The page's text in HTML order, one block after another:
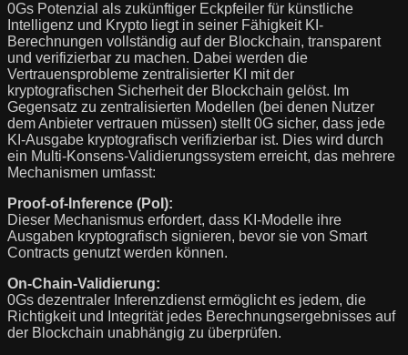
0Gs Potenzial als zukünftiger Eckpfeiler für künstliche
Intelligenz und Krypto liegt in seiner Fähigkeit KI-
Berechnungen vollständig auf der Blockchain, transparent
und verifizierbar zu machen. Dabei werden die
Vertrauensprobleme zentralisierter KI mit der
kryptografischen Sicherheit der Blockchain gelöst. Im
Gegensatz zu zentralisierten Modellen (bei denen Nutzer
dem Anbieter vertrauen müssen) stellt 0G sicher, dass jede
KI-Ausgabe kryptografisch verifizierbar ist. Dies wird durch
ein Multi-Konsens-Validierungssystem erreicht, das mehrere
Mechanismen umfasst:
Proof-of-Inference (PoI):
Dieser Mechanismus erfordert, dass KI-Modelle ihre
Ausgaben kryptografisch signieren, bevor sie von Smart
Contracts genutzt werden können.
On-Chain-Validierung:
0Gs dezentraler Inferenzdienst ermöglicht es jedem, die
Richtigkeit und Integrität jedes Berechnungsergebnisses auf
der Blockchain unabhängig zu überprüfen.